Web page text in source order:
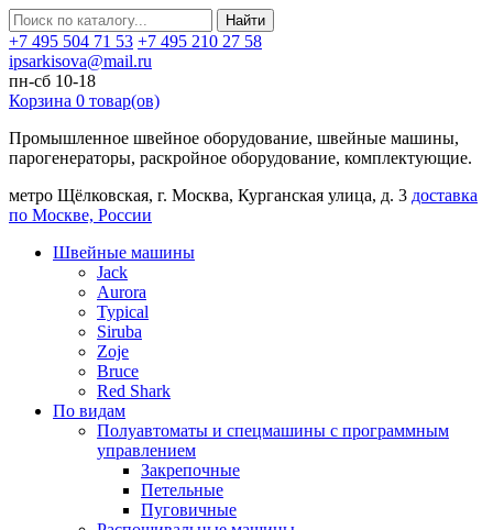
Найти
+7 495 504 71 53 +7 495 210 27 58
ipsarkisova@mail.ru
пн-сб 10-18
Корзина 0 товар(ов)
Промышленное швейное оборудование, швейные машины,
парогенераторы, раскройное оборудование, комплектующие.
метро Щёлковская, г. Москва, Курганская улица, д. 3 доставка
по Москве, России
Швейные машины
Jack
Aurora
Typical
Siruba
Zoje
Bruce
Red Shark
По видам
Полуавтоматы и спецмашины с программным
управлением
Закрепочные
Петельные
Пуговичные